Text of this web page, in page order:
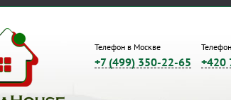
Телефон в Москве
+7 (499) 350-22-65 +420